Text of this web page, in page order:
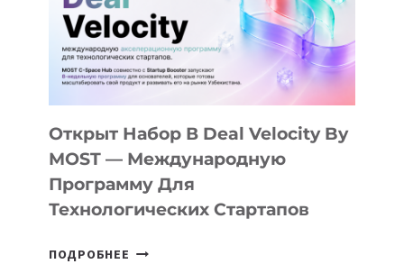
YOUTH
CAMP
ДАЛ
30
ПОДРОСТКАМ
БИЛЕТ
В
ПРЕДПРИНИМАТЕЛЬСТВО
Открыт Набор В Deal Velocity By
MOST — Международную
Программу Для
Технологических Стартапов
ПОДРОБНЕЕ ОТКРЫТ